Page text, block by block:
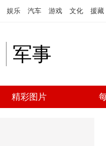
娱乐 汽车 游戏 文化 援藏
军事
精彩图片